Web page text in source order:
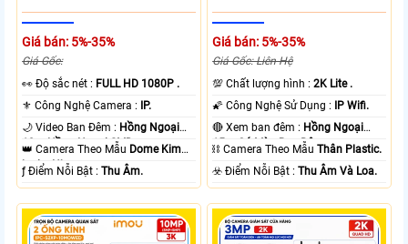
Giá bán: 5%-35%
Giá Gốc:
️👀 Độ sắc nét : FULL HD 1080P .
⚜️ Công Nghệ Camera : IP.
🌙 Video Ban Đêm : Hồng Ngoại
10m Hồng Ngoại SMD.
👑 Camera Theo Mẫu Dome Kim
loại + Nhựa.
️ƒ Điểm Nỗi Bật :Thu Âm.
Giá bán: 5%-35%
Giá Gốc: Liên Hệ
💯 Chất lượng hình :2K Lite .
🌠 Công Nghệ Sử Dụng : IP Wifi.
🔴 Xem ban đêm : Hồng Ngoại
15m Có Màu Ban Ðêm.
⛓ Camera Theo MẫuThân Plastic.
️☣️ Điểm Nỗi Bật :Thu Âm Và Loa.